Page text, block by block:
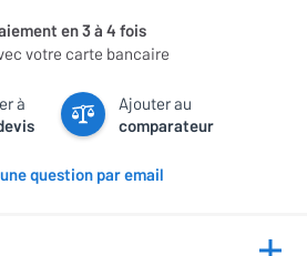
en 3 à 4 fois
votre carte bancaire
à
Ajouter au
comparateur
question par email